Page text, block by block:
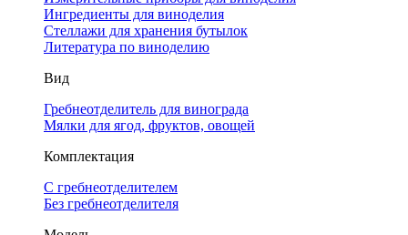
Ингредиенты для виноделия
Стеллажи для хранения бутылок
Литература по виноделию
Вид
Гребнеотделитель для винограда
Мялки для ягод, фруктов, овощей
Комплектация
С гребнеотделителем
Без гребнеотделителя